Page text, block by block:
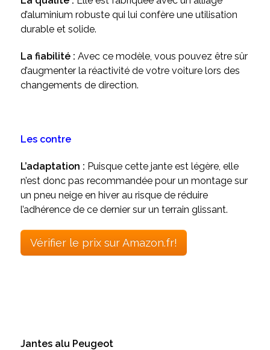
d’aluminium robuste qui lui confère une utilisation
durable et solide.
La fiabilité : Avec ce modèle, vous pouvez être sûr
d’augmenter la réactivité de votre voiture lors des
changements de direction.
Les contre
L’adaptation : Puisque cette jante est légère, elle
n’est donc pas recommandée pour un montage sur
un pneu neige en hiver au risque de réduire
l’adhérence de ce dernier sur un terrain glissant.
Vérifier le prix sur Amazon.fr!
Jantes alu Peugeot